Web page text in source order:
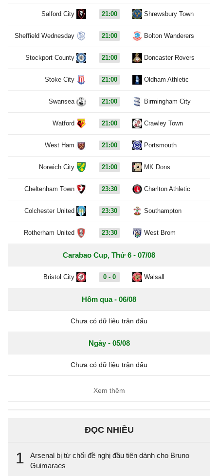
Salford City 21:00 Shrewsbury Town
Sheffield Wednesday 21:00 Bolton Wanderers
Stockport County 21:00 Doncaster Rovers
Stoke City 21:00 Oldham Athletic
Swansea 21:00 Birmingham City
Watford 21:00 Crawley Town
West Ham 21:00 Portsmouth
Norwich City 21:00 MK Dons
Cheltenham Town 23:30 Charlton Athletic
Colchester United 23:30 Southampton
Rotherham United 23:30 West Brom
Carabao Cup, Thứ 6 - 07/08
Bristol City 0 - 0 Walsall
Hôm qua - 06/08
Chưa có dữ liệu trận đấu
Ngày - 05/08
Chưa có dữ liệu trận đấu
Xem thêm
ĐỌC NHIỀU
1
Arsenal bị từ chối đề nghị đầu tiên dành cho Bruno
Guimaraes